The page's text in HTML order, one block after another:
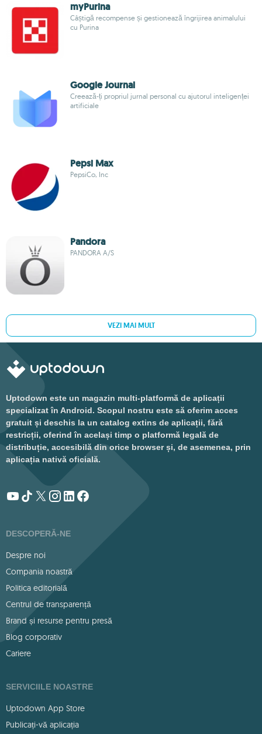
myPurina
Câștigă recompense și gestionează îngrijirea animalului
cu Purina
Google Journal
Creează-ți propriul jurnal personal cu ajutorul inteligenței
artificiale
Pepsi Max
PepsiCo, Inc
Pandora
PANDORA A/S
VEZI MAI MULT
Uptodown este un magazin multi-platformă de aplicații
specializat în Android. Scopul nostru este să oferim acces
gratuit și deschis la un catalog extins de aplicații, fără
restricții, oferind în același timp o platformă legală de
distribuție, accesibilă din orice browser și, de asemenea, prin
aplicația nativă oficială.
DESCOPERĂ-NE
Despre noi
Compania noastră
Politica editorială
Centrul de transparență
Brand și resurse pentru presă
Blog corporativ
Cariere
SERVICIILE NOASTRE
Uptodown App Store
Publicați-vă aplicația